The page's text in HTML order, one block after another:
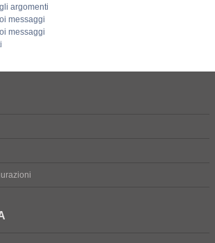
argomenti
messaggi
messaggi